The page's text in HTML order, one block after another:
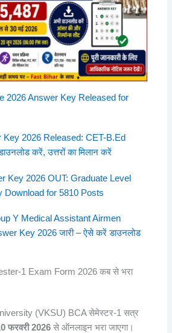
2026 Answer Key Released for
Key 2026 Released: CET-B.Ed
करें, उत्तरों का मिलान करें
Key 2026 OUT: Graduate Level
Download for 5810 Posts
Y Medical Assistant Airmen
Key 2026 जारी – ऐसे करें डाउनलोड
1 Exam Form 2026 कब से भरा
(VKSU) BCA सेमेस्टर-1 सत्र
फरवरी 2026 से ऑनलाइन भरा जाएगा।